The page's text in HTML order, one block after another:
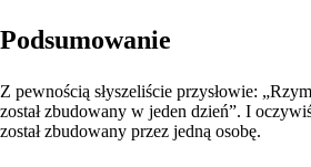
Podsumowanie
Z pewnością słyszeliście przysłowie:
został zbudowany w jeden dzień”. I
został zbudowany przez jedną osobę.